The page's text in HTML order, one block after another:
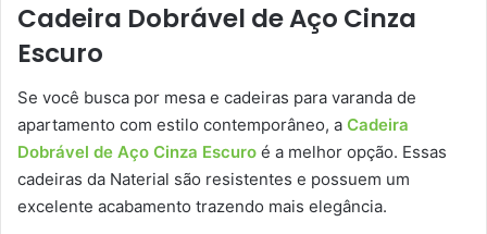
Cadeira Dobrável de Aço Cinza
Escuro
Se você busca por mesa e cadeiras para varanda de
apartamento com estilo contemporâneo, a Cadeira
Dobrável de Aço Cinza Escuro é a melhor opção. Essas
cadeiras da Naterial são resistentes e possuem um
excelente acabamento trazendo mais elegância.